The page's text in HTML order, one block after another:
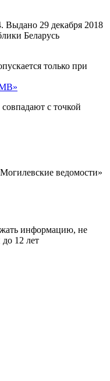
Выдано 29 декабря 2018
Беларусь
только при
с точкой
ведомости»
информацию, не
до 12 лет